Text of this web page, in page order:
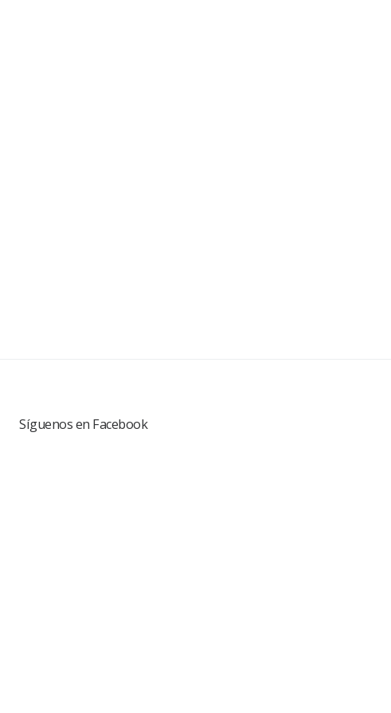
Síguenos en Facebook